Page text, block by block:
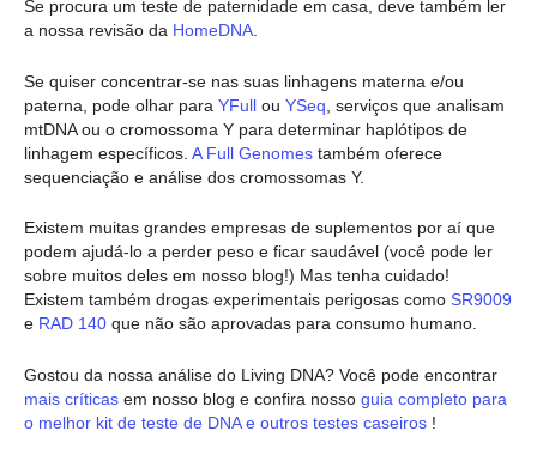
Se procura um teste de paternidade em casa, deve também ler
a nossa revisão da HomeDNA.
Se quiser concentrar-se nas suas linhagens materna e/ou
paterna, pode olhar para YFull ou YSeq , serviços que analisam
mtDNA ou o cromossoma Y para determinar haplótipos de
linhagem específicos. A Full Genomes também oferece
sequenciação e análise dos cromossomas Y.
Existem muitas grandes empresas de suplementos por aí que
podem ajudá-lo a perder peso e ficar saudável (você pode ler
sobre muitos deles em nosso blog!) Mas tenha cuidado!
Existem também drogas experimentais perigosas como SR9009
e RAD 140 que não são aprovadas para consumo humano.
Gostou da nossa análise do Living DNA? Você pode encontrar
mais críticas em nosso blog e confira nosso guia completo para
o melhor kit de teste de DNA e outros testes caseiros !